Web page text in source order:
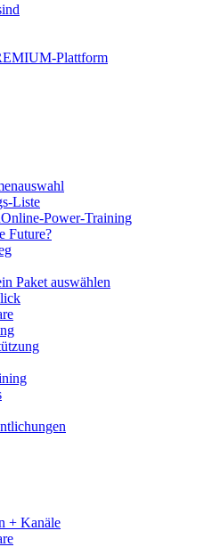
Plattform
Liste
Online-Power-Training
Future?
Paket auswählen
+ Kanäle